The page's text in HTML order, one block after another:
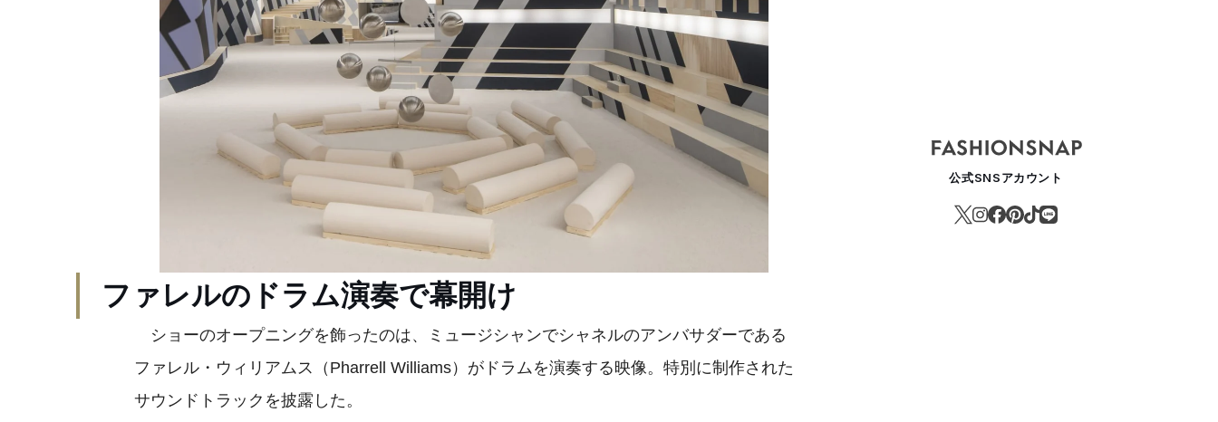
ファレルのドラム演奏で幕開け
ショーのオープニングを飾ったのは、ミュージシャンでシャネルのアンバサダーである
ファレル・ウィリアムス（Pharrell Williams）がドラムを演奏する映像。特別に制作された
サウンドトラックを披露した。
公式SNSアカウント